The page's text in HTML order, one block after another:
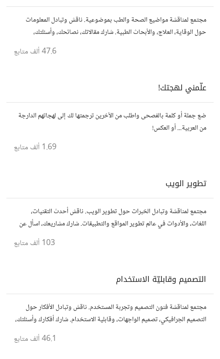
مجتمع لمناقشة مواضيع الصحة والطب بموضوعية. ناقش وتبادل المعلومات
حول الوقاية، العلاج، والأبحاث الطبية. شارك مقالاتك، نصائحك، وأسئلتك،
47.6 ألف متابع
علّمني لهجتك!
ضع جملة أو كلمة بالفصحى واطلب من الآخرين ترجمتها لك إلى لهجاتهم الدارجة
من العربية... أو العكس!
1.69 ألف متابع
تطوير الويب
مجتمع لمناقشة وتبادل الخبرات حول تطوير الويب. ناقش أحدث التقنيات،
اللغات، والأدوات في عالم تطوير المواقع والتطبيقات. شارك مشاريعك، اسأل عن
103 ألف متابع
التصميم وقابليّة الاستخدام
مجتمع لمناقشة فنون التصميم وتجربة المستخدم. ناقش وتبادل الأفكار حول
التصميم الجرافيكي، تصميم الواجهات، وقابلية الاستخدام. شارك أفكارك وأسئلتك،
وتواصل مع مصممين ومتخصصين في تحسين تجربة المستخدم.
46.1 ألف متابع